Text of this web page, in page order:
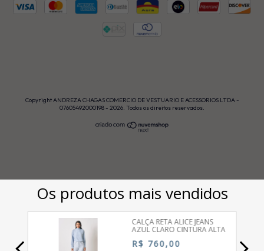
Copyright ANDREZA CHAGAS COMERCIO DE VESTUARIO E ACESSORIOS LTDA -
07605492000198 - 2026. Todos os direitos reservados.